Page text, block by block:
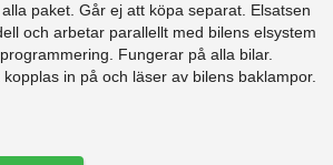
paket. Går ej att köpa separat. Elsatsen
och arbetar parallellt med bilens elsystem
Fungerar på alla bilar.
in på och läser av bilens baklampor.